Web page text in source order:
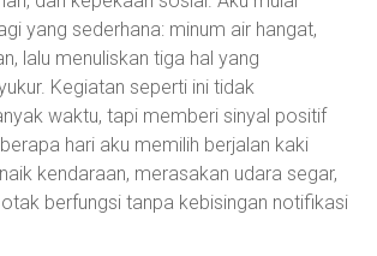
yang sederhana: minum air hangat,
lalu menuliskan tiga hal yang
Kegiatan seperti ini tidak
waktu, tapi memberi sinyal positif
hari aku memilih berjalan kaki
kendaraan, merasakan udara segar,
berfungsi tanpa kebisingan notifikasi